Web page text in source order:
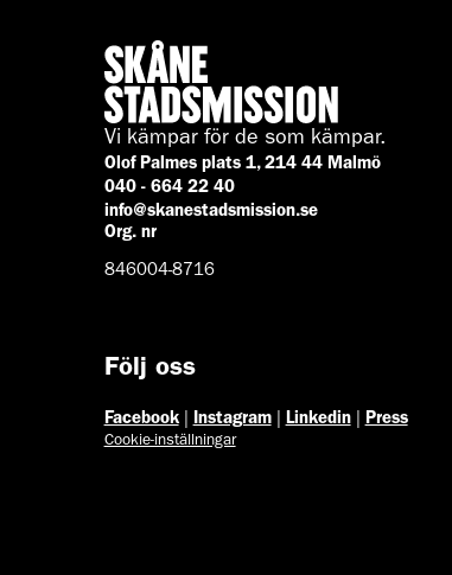
Vi kämpar för de som kämpar.
Olof Palmes plats 1, 214 44 Malmö
040 - 664 22 40
info@skanestadsmission.se
Org. nr
846004-8716
Följ oss
Facebook Instagram| Linkedin Press
Cookie-inställningar